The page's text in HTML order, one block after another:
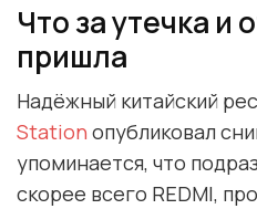
Что за утечка и
пришла
Надёжный китайский
Station опубликовал
упоминается, что
скорее всего REDMI,